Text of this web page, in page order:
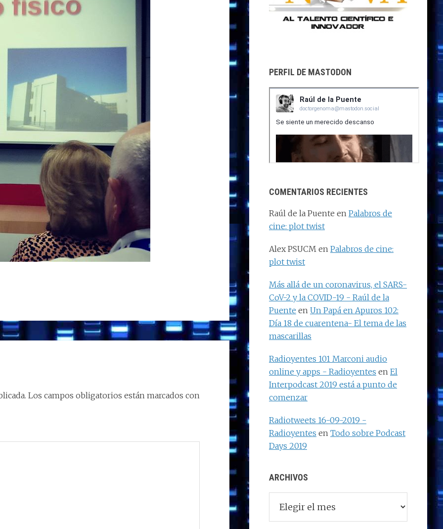
Los campos obligatorios están marcados con
PERFIL DE MASTODON
COMENTARIOS RECIENTES
Raúl de la Puente en Palabros de
cine: plot twist
Alex PSUCM en Palabros de cine:
plot twist
Más allá de un coronavirus, el SARS-
CoV-2 y la COVID-19 - Raúl de la
Puente en Un Papá en Apuros 102:
Día 18 de cuarentena- El tema de las
mascarillas
Radioyentes 101 Marconi audio
online y apps - Radioyentes en El
Interpodcast 2019 está a punto de
comenzar
Radiotweets 16-09-2019 -
Radioyentes en Todo sobre Podcast
Days 2019
ARCHIVOS